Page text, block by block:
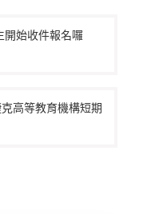
開始收件報名囉
高等教育機構短期